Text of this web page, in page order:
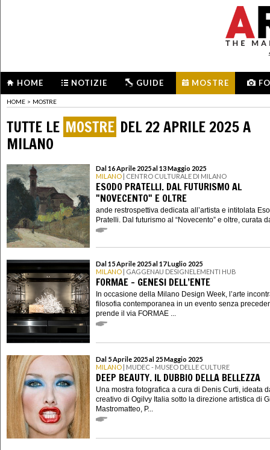
HOME NOTIZIE GUIDE MOSTRE
HOME > MOSTRE
TUTTE LE MOSTRE DEL 22 APRILE 2025 A
MILANO
Dal 16 Aprile 2025 al 13 Maggio 2025
MILANO | CENTRO CULTURALE DI MILANO
ESODO PRATELLI. DAL FUTURISMO AL
"NOVECENTO" E OLTRE
ande restrospettiva dedicata all’artista e intitolata
Pratelli. Dal futurismo al “Novecento” e oltre, curata
Dal 15 Aprile 2025 al 17 Luglio 2025
MILANO | GAGGENAU DESIGNELEMENTI HUB
FORMAE – GENESI DELL’ENTE
In occasione della Milano Design Week, l’arte
filosofia contemporanea in un evento senza
prende il via FORMAE ...
Dal 5 Aprile 2025 al 25 Maggio 2025
MILANO | MUDEC - MUSEO DELLE CULTURE
DEEP BEAUTY. IL DUBBIO DELLA BELLEZZA
Una mostra fotografica a cura di Denis Curti, ideata
creativo di Ogilvy Italia sotto la direzione artistica di
Mastromatteo, P...